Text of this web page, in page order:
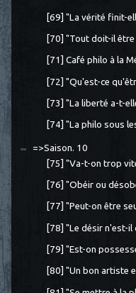
[69] "La vérité finit-
[70] "Tout doit-il
[71] Café philo à la
[72] "Qu'est-ce
[73] "La liberté a-t-
[74] "La philo sous
=>Saison. 10
[75] "Va-t-on trop
[76] "Obéir ou
[77] "Peut-on être
[78] "Le désir n'est-il
[79] "Est-on
[80] "Un bon artiste